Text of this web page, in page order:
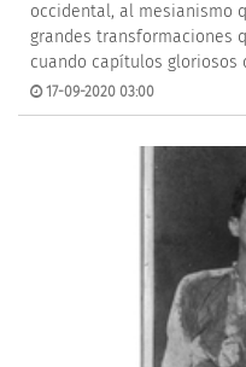
occidental, al mesianismo
grandes transformaciones
cuando capítulos gloriosos
17-09-2020 03:00